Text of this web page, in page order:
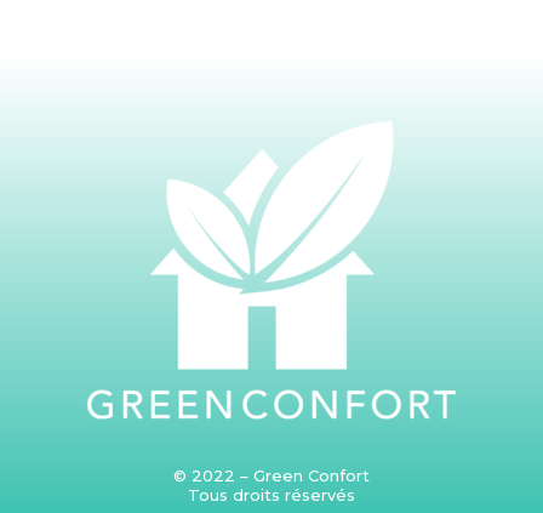
© 2022 – Green Confort
Tous droits réservés